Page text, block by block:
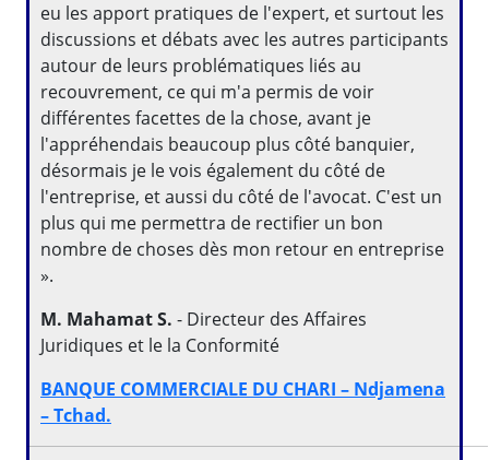
eu les apport pratiques de l'expert, et surtout les
discussions et débats avec les autres participants
autour de leurs problématiques liés au
recouvrement, ce qui m'a permis de voir
différentes facettes de la chose, avant je
l'appréhendais beaucoup plus côté banquier,
désormais je le vois également du côté de
l'entreprise, et aussi du côté de l'avocat. C'est un
plus qui me permettra de rectifier un bon
nombre de choses dès mon retour en entreprise
».
M. Mahamat S. - Directeur des Affaires
Juridiques et le la Conformité
BANQUE COMMERCIALE DU CHARI – Ndjamena
– Tchad.